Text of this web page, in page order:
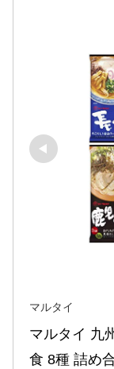
マルタイ
マルタイ 九
食 8種 詰め